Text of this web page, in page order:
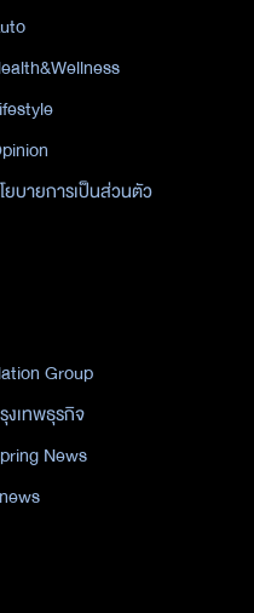
ยบายการเป็นส่วนตัว
Group
งเทพธุรกิจ
News